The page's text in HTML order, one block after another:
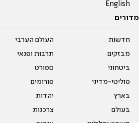
English
מדורים
חדשות
מבזקים
ביטחוני
פוליטי-מדיני
בארץ
בעולם
העולם הערבי
תרבות ופנאי
ספורט
פורומים
יהדות
צרכנות